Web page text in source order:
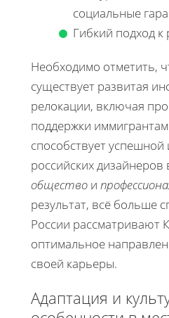
социальные
Гибкий подход к
Необходимо отметить,
существует развитая
релокации, включая
поддержки
способствует успешной
российских дизайнеров
общество и
результат, всё больше
России рассматривают
оптимальное
своей карьеры.
Адаптация и